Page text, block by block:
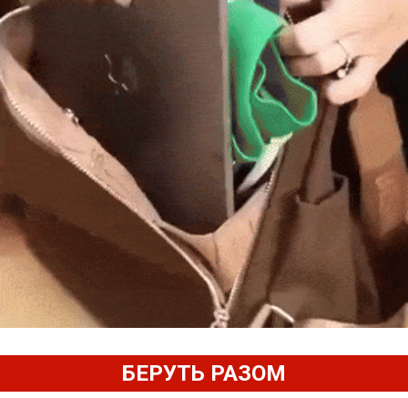
БЕРУТЬ РАЗОМ